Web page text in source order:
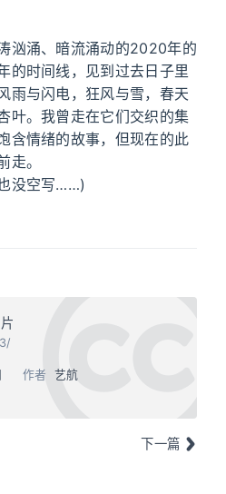
汹涌、暗流涌动的2020年的
的时间线，见到过去日子里
雨与闪电，狂风与雪，春天
叶。我曾走在它们交织的集
含情绪的故事，但现在的此
走。
没空写……)
作者 艺航
下一篇